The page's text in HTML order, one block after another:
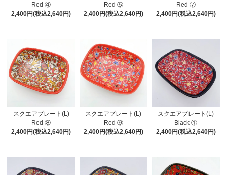
Red ④
2,400円(税込2,640円)
Red ⑤
2,400円(税込2,640円)
Red ⑦
2,400円(税込2,640円)
スクエアプレート(L)
Red ⑧
2,400円(税込2,640円)
スクエアプレート(L)
Red ⑨
2,400円(税込2,640円)
スクエアプレート(L)
Black ①
2,400円(税込2,640円)